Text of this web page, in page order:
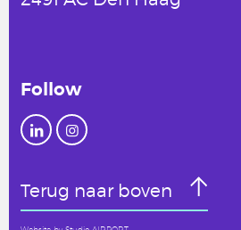
Follow
Terug naar boven